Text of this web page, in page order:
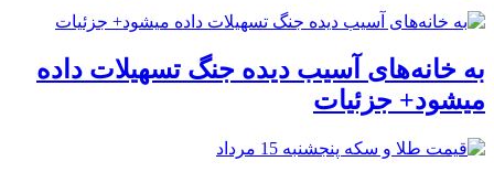
به خانه‌های آسیب دیده جنگ تسهیلات داده
میشود+ جزئیات